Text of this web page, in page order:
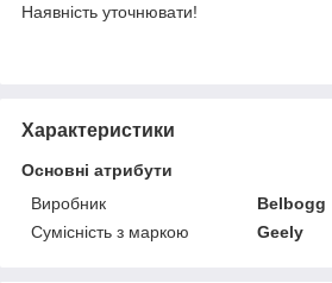
Наявність уточнювати!
Характеристики
Основні атрибути
Виробник
Belbogg
Сумісність з маркою
Geely